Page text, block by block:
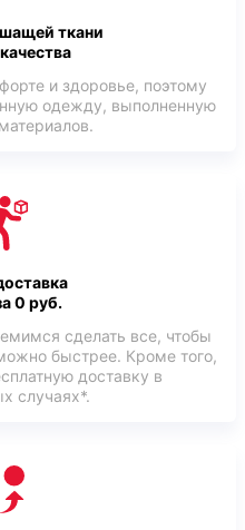
ткани
и здоровье, поэтому
одежду, выполненную
0 руб.
сделать все, чтобы
быстрее. Кроме того,
доставку в
случаях*.